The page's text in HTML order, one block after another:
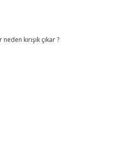
kırışık çıkar ?